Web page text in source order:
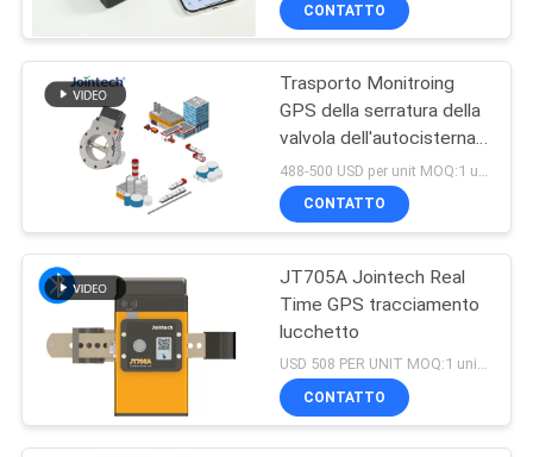
CONTATTO
Trasporto Monitroing
GPS della serratura della
valvola dell'autocisterna
dell'olio che posiziona
inseguimento
CONTATTO
JT705A Jointech Real
Time GPS tracciamento
lucchetto
USD 508 PER UNIT MOQ:1 unità
CONTATTO